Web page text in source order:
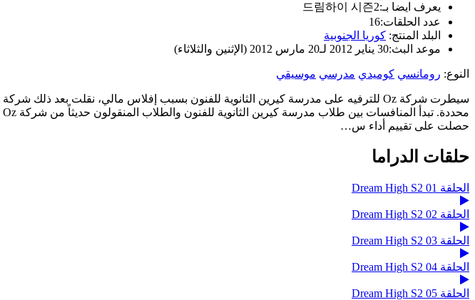
يعرف ايضا بـ:드림하이 시즌2
عدد الحلقات:16
البلد المنتج: كوريا الجنوبية
موعد البث:30 يناير 2012 لـ20 مارس 2012 (الإثنين والثلاثاء)
النوع: رومانسي كوميدي مدرسي موسيقي
حصلت على تقييم أداء س…
حلقات الدراما
الحلقة 01 Dream High S2
الحلقة 02 Dream High S2
الحلقة 03 Dream High S2
الحلقة 04 Dream High S2
الحلقة 05 Dream High S2